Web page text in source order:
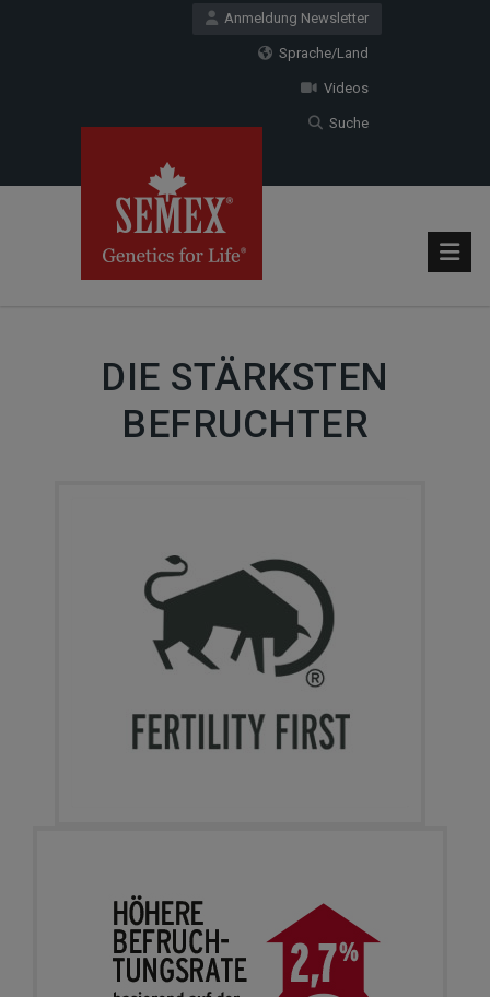
Anmeldung Newsletter
Sprache/Land
Videos
Suche
DIE STÄRKSTEN
BEFRUCHTER